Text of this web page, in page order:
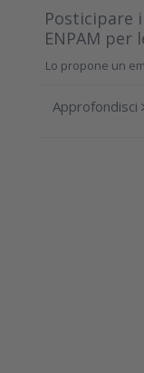
Posticipare
ENPAM
Lo propone un
Approfondisci